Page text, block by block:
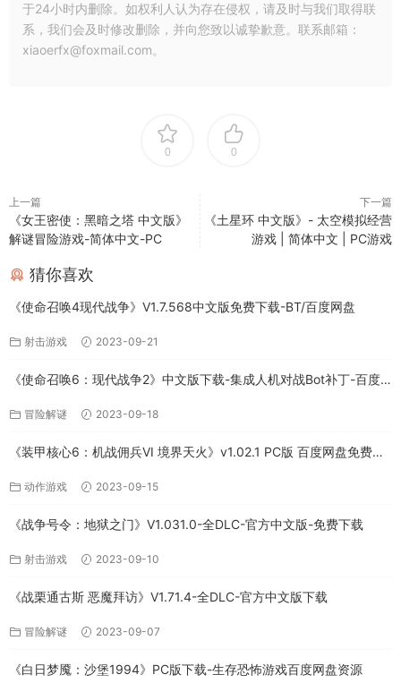
于24小时内删除。如权利人认为存在侵权，请及时与我们取得联
系，我们会及时修改删除，并向您致以诚挚歉意。联系邮箱：
xiaoerfx@foxmail.com。
0 0
上一篇
《女王密使：黑暗之塔 中文版》
解谜冒险游戏-简体中文-PC
下一篇
《土星环 中文版》- 太空模拟经营
游戏 | 简体中文 | PC游戏
猜你喜欢
《使命召唤4现代战争》V1.7.568中文版免费下载-BT/百度网盘
射击游戏 2023-09-21
《使命召唤6：现代战争2》中文版下载-集成人机对战Bot补丁-百度
冒险解谜 2023-09-18
《装甲核心6：机战佣兵VI 境界天火》v1.02.1 PC版 百度网盘免费下
动作游戏 2023-09-15
《战争号令：地狱之门》V1.031.0-全DLC-官方中文版-免费下载
射击游戏 2023-09-10
《战栗通古斯 恶魔拜访》V1.71.4-全DLC-官方中文版下载
冒险解谜 2023-09-07
《白日梦魇：沙堡1994》PC版下载-生存恐怖游戏百度网盘资源